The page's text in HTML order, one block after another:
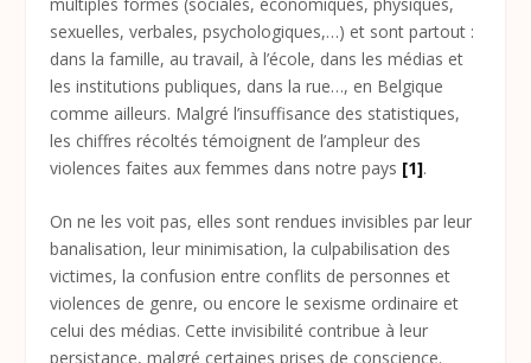
sexuelles, verbales, psychologiques,…) et sont partout :
dans la famille, au travail, à l’école, dans les médias et
les institutions publiques, dans la rue…, en Belgique
comme ailleurs. Malgré l’insuffisance des statistiques,
les chiffres récoltés témoignent de l’ampleur des
violences faites aux femmes dans notre pays [1].
On ne les voit pas, elles sont rendues invisibles par leur
banalisation, leur minimisation, la culpabilisation des
victimes, la confusion entre conflits de personnes et
violences de genre, ou encore le sexisme ordinaire et
celui des médias. Cette invisibilité contribue à leur
persistance, malgré certaines prises de conscience.